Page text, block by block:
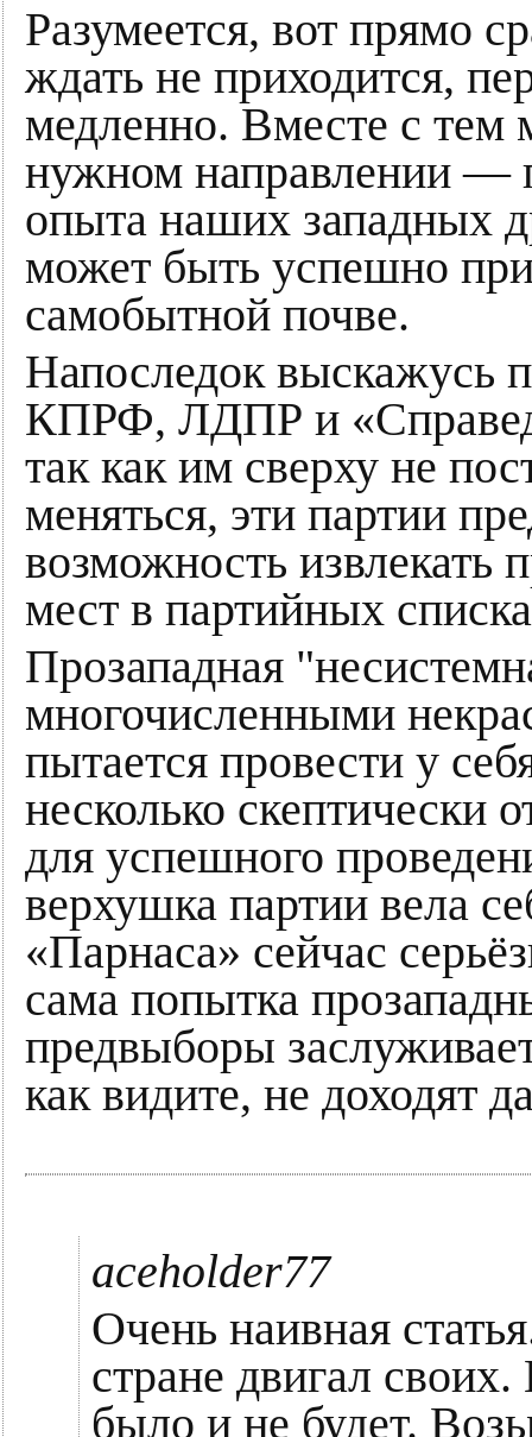
Разумеется, вот прямо
ждать не приходится,
медленно. Вместе с тем
нужном направлении —
опыта наших западных
может быть успешно
самобытной почве.
Напоследок выскажусь
КПРФ, ЛДПР и
так как им сверху не
меняться, эти партии
возможность извлекать
мест в партийных
Прозападная
многочисленными
пытается провести у
несколько
для успешного
верхушка партии вела
«Парнаса» сейчас
сама попытка
предвыборы
как видите, не доходят
aceholder77
Очень наивная
стране двигал
было и не будет.